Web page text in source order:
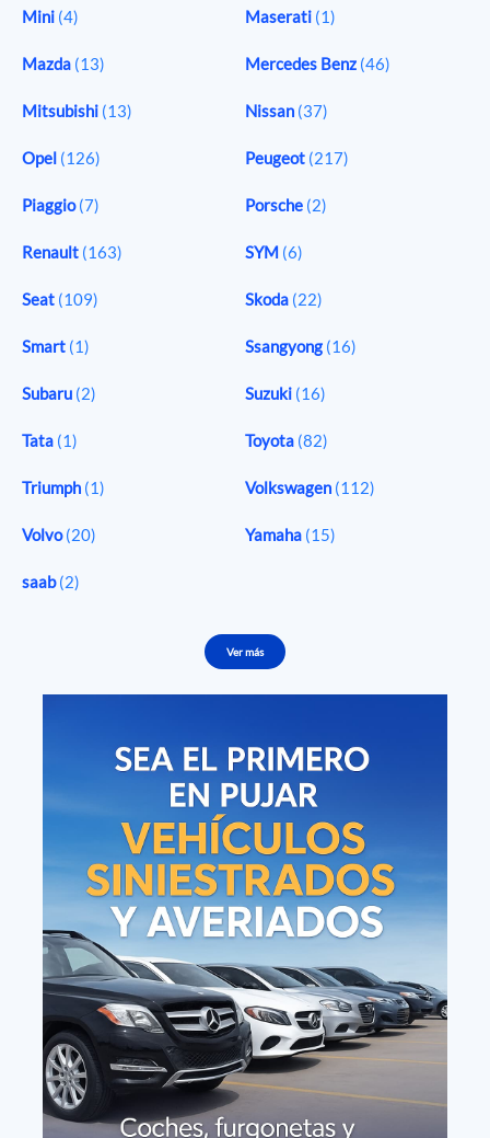
Mini (4) Maserati (1)
Mazda (13) Mercedes Benz (46)
Mitsubishi (13) Nissan (37)
Opel (126) Peugeot (217)
Piaggio(7) Porsche (2)
Renault (163) SYM (6)
Seat (109) Skoda (22)
Smart (1) Ssangyong (16)
Subaru (2) Suzuki (16)
Tata (1) Toyota (82)
Triumph (1) Volkswagen (112)
Volvo(20) Yamaha (15)
saab(2)
Ver más